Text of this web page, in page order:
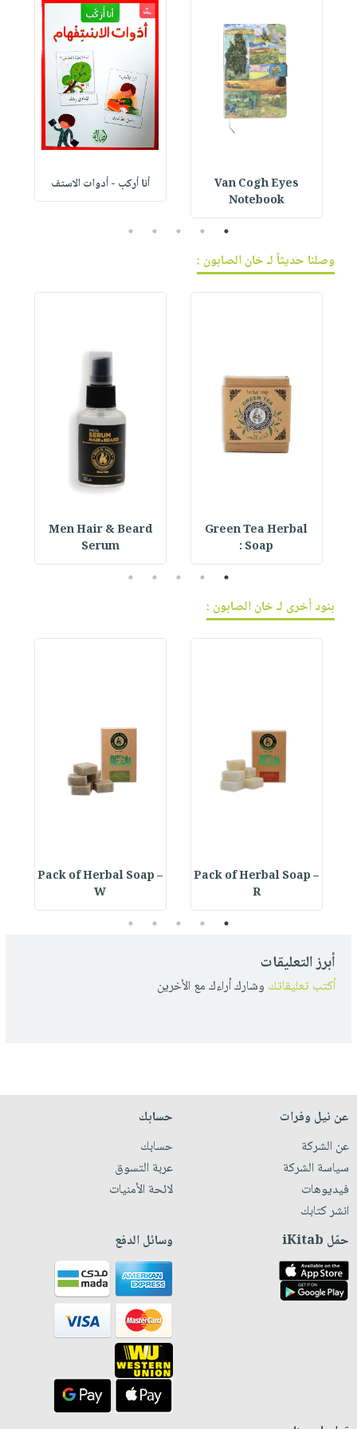
Van Cogh Eyes
Notebook
أنا أركب - أدوات الاستف
1
2
3
4
5
وصلنا حديثاً لـ خان الصابون :
Green Tea Herbal
Soap :
Men Hair & Beard
Serum
1
2
3
4
5
بنود أخرى لـ خان الصابون :
Pack of Herbal Soap –
R
Pack of Herbal Soap –
W
1
2
3
4
5
أبرز التعليقات
أكتب تعليقاتك وشارك أراءك مع الأخرين
عن نيل وفرات
عن الشركة
سياسة الشركة
فيديوهات
انشر كتابك
حسابك
حسابك
عربة التسوق
لائحة الأمنيات
حمّل iKitab وسائل الدفع